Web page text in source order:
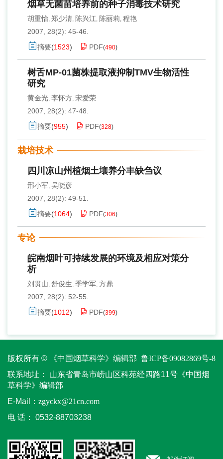
烟草无菌苗培养前的种子消毒技术研究
胡重怡, 郑少清, 陈兴江, 陈丽莉, 程艳
2007, 28(2): 45-46.
摘要(1523) PDF(490)
树舌MP-01菌株提取液抑制TMV生物活性
研究
黄金光, 李怀方, 宋爱荣
2007, 28(2): 47-48.
摘要(955) PDF(328)
栽培技术
四川凉山州植烟土壤养分丰缺刍议
邢小军, 吴晓彦
2007, 28(2): 49-51.
摘要(1064) PDF(306)
专论
皖南烟叶可持续发展的环境及相应对策分
析
刘贯山, 舒俊生, 季学军, 方鼎
2007, 28(2): 52-55.
摘要(1012) PDF(399)
版权所有 © 《中国烟草科学》编辑部 鲁ICP备09082869号-8
联系地址：
山东省青岛市崂山区科苑经四路11号《中国烟
草科学》编辑部
E-Mail： zgyckx@21cn.com
电 话：
0532-88703238